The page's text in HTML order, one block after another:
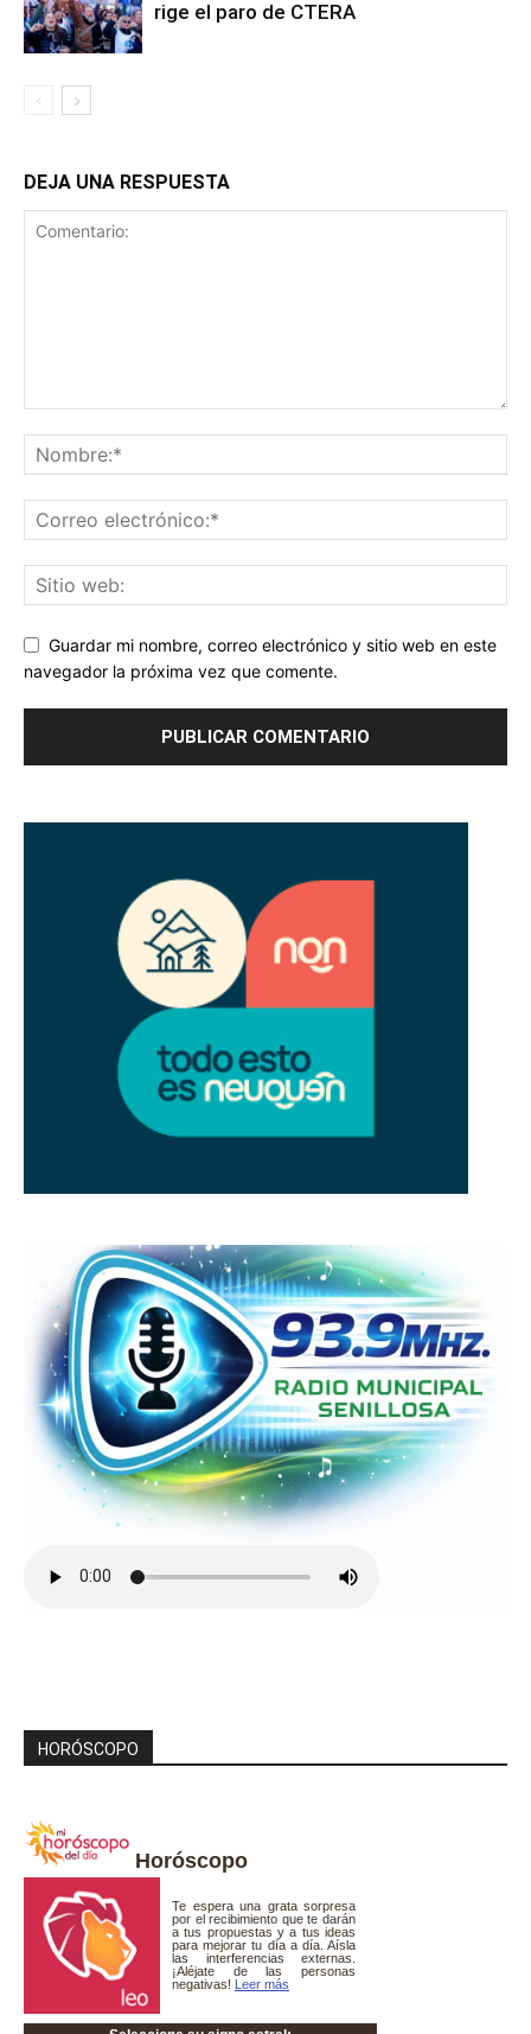
rige el paro de CTERA
DEJA UNA RESPUESTA
Guardar mi nombre, correo electrónico y sitio web en este
navegador la próxima vez que comente.
HORÓSCOPO
Horóscopo